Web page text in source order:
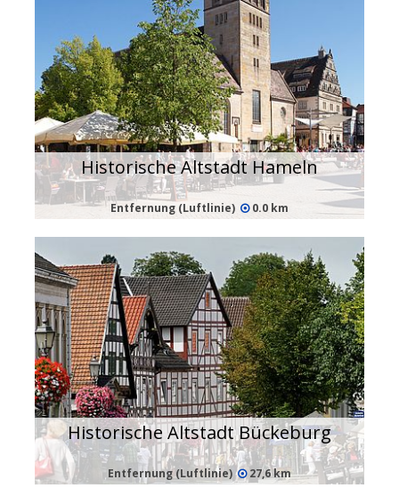
Historische Altstadt Hameln
Entfernung (Luftlinie) 0.0 km
Historische Altstadt Bückeburg
Entfernung (Luftlinie) 27,6 km